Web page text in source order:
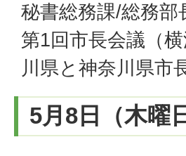
秘書総務課/総務部
第1回市長会議（
川県と神奈川県市
5月8日（木曜